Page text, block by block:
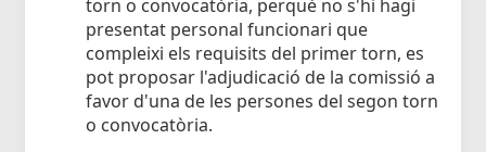
torn o convocatòria, perquè no s'hi hagi
presentat personal funcionari que
compleixi els requisits del primer torn, es
pot proposar l'adjudicació de la comissió a
favor d'una de les persones del segon torn
o convocatòria.